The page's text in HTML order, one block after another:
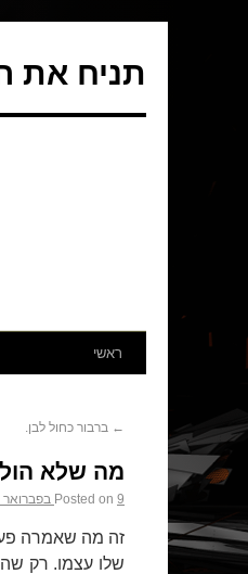
תניח את
ראשי
← ברבור כחול לבן.
מה שלא
Posted on 9 בפברואר 2011
זה מה שאמרה
שלו עצמו. רק